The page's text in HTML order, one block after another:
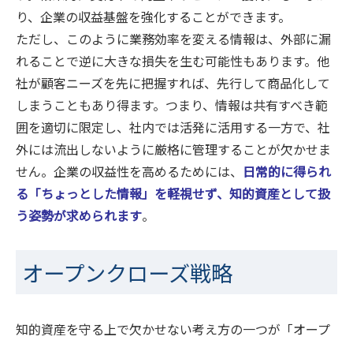
り、企業の収益基盤を強化することができます。
ただし、このように業務効率を変える情報は、外部に漏
れることで逆に大きな損失を生む可能性もあります。他
社が顧客ニーズを先に把握すれば、先行して商品化して
しまうこともあり得ます。つまり、情報は共有すべき範
囲を適切に限定し、社内では活発に活用する一方で、社
外には流出しないように厳格に管理することが欠かせま
せん。企業の収益性を高めるためには、 日常的に得られ
る「ちょっとした情報」を軽視せず、知的資産として扱
う姿勢が求められます。
オープンクローズ戦略
知的資産を守る上で欠かせない考え方の一つが「オープ